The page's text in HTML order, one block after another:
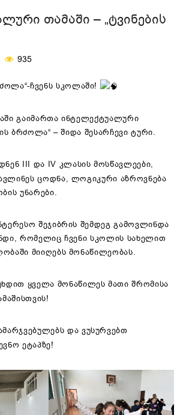
ᲗᲐᲛᲐᲨᲘ – „ᲢᲕᲘᲜᲔᲑᲘᲡ
935
ჩვენს სკოლაში!
გაიმართა ინტელექტუალური
ბრძოლა“ – შიდა შესარჩევი ტური.
III და IV კლასის მოსწავლეები,
ცოდნა, ლოგიკური აზროვნება
უნარები.
შეჯიბრის შემდეგ გამოვლინდა
რომელიც ჩვენი სკოლის სახელით
მიიღებს მონაწილეობას.
ყველა მონაწილეს მათი შრომისა
და ვუსურვებთ
ეტაპზე!